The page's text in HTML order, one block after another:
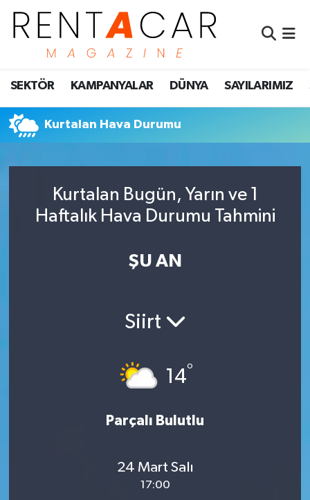
SEKTÖR KAMPANYALAR DÜNYA SAYILARIMIZ
Kurtalan Hava Durumu
Kurtalan Bugün, Yarın ve 1
Haftalık Hava Durumu Tahmini
ŞU AN
Siirt
14°
Parçalı Bulutlu
24 Mart Salı
17:00
İstanbul Nöbetçi Eczaneler
İstanbul Hava Durumu
İstanbul Namaz Vakitleri
Süper Lig Puan Durumu ve Fikstür
Son Dakika Haberleri